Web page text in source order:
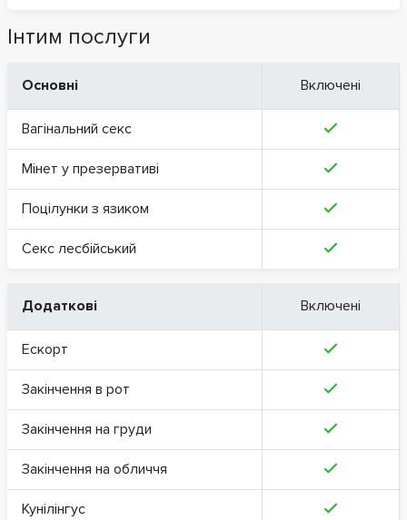
Інтим послуги
Основні Включені
Вагінальний секс
Мінет у презервативі
Поцілунки з язиком
Секс лесбійський
Додаткові Включені
Ескорт
Закінчення в рот
Закінчення на груди
Закінчення на обличчя
Кунілінгус